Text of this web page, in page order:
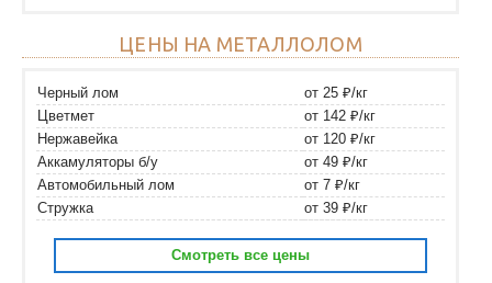
ЦЕНЫ НА МЕТАЛЛОЛОМ
Черный лом
от 25 ₽/кг
Цветмет
от 142 ₽/кг
Нержавейка
от 120 ₽/кг
Аккамуляторы б/у
от 49 ₽/кг
Автомобильный лом
от 7 ₽/кг
Стружка
от 39 ₽/кг
Смотреть все цены